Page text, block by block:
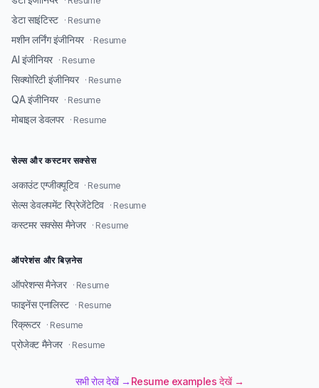
डेटा साइंटिस्ट · Resume
मशीन लर्निंग इंजीनियर · Resume
AI इंजीनियर · Resume
सिक्योरिटी इंजीनियर · Resume
QA इंजीनियर · Resume
मोबाइल डेवलपर · Resume
सेल्स और कस्टमर सक्सेस
अकाउंट एग्जीक्यूटिव · Resume
सेल्स डेवलपमेंट रिप्रेजेंटेटिव · Resume
कस्टमर सक्सेस मैनेजर · Resume
ऑपरेशंस और बिज़नेस
ऑपरेशन्स मैनेजर · Resume
फाइनेंस एनालिस्ट · Resume
रिक्रूटर · Resume
प्रोजेक्ट मैनेजर · Resume
सभी रोल देखें → Resume examples देखें →